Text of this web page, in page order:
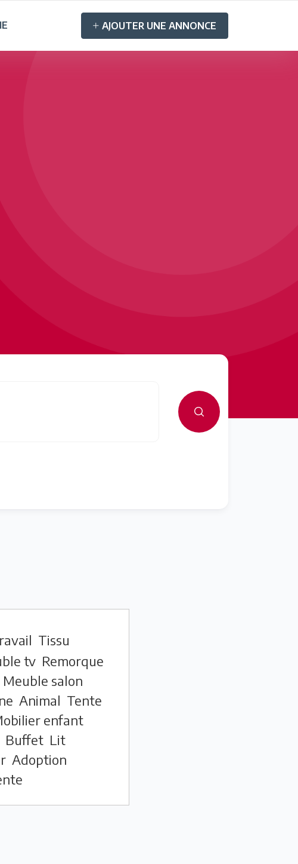
AJOUTER UNE ANNONCE
Tissu
tv Remorque
Meuble salon
Animal Tente
enfant
Buffet Lit
Adoption